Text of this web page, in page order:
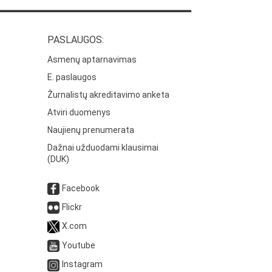
PASLAUGOS:
Asmenų aptarnavimas
E. paslaugos
Žurnalistų akreditavimo anketa
Atviri duomenys
Naujienų prenumerata
Dažnai užduodami klausimai
(DUK)
Facebook
Flickr
X.com
Youtube
Instagram